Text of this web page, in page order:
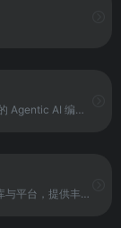
面向开发者的云端开发环境，定位为 L3 级别的 Agentic AI 编程助手。它强调以工程化思维贯穿整个开发流程，通过结构化任务拆解、多线程协作和自动化修复能力，辅助开发者完成从规划、编码到迭代的全过程。
Hugging Face（抱脸网）是一家知名的开源库与平台，提供丰富的Transformer模型库与易用的API接口。它面向开发者与研究人员，提供预训练模型、工具与资源，支持模型调用、微调与部署等工作流程。平台强调开源与社区协作，让用户可以在同一生态中发现模型、共享成果、并快速构建AI应用。